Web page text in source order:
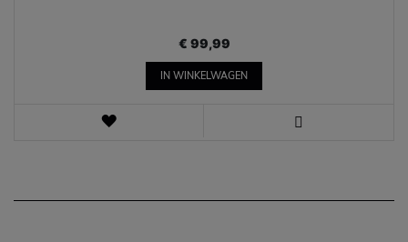
€ 99,99
IN WINKELWAGEN
VERLANGLIJST